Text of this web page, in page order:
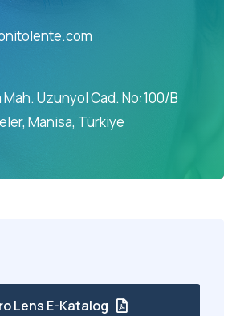
Mah. Uzunyol Cad. No:100/B
Manisa, Türkiye
Lens E-Katalog